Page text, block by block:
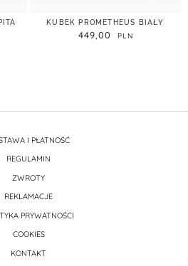
KUBEK PROMETHEUS BIAŁY
449,00
I PŁATNOŚĆ
REGULAMIN
ZWROTY
REKLAMACJE
PRYWATNOŚCI
COOKIES
KONTAKT